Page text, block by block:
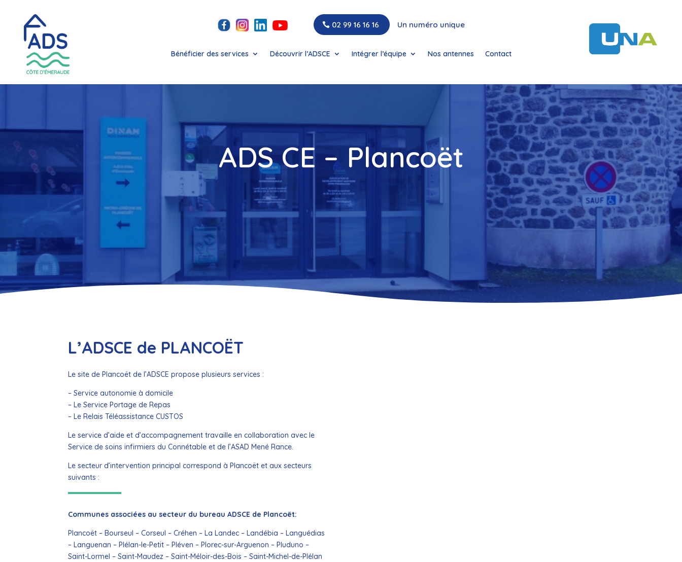
Un numéro unique
Bénéficier des services Découvrir l’ADSCE Intégrer l’équipe Nos antennes Contact
ADS CE – Plancoët
L’ADSCE de PLANCOËT
Le site de Plancoët de l’ADSCE propose plusieurs services :
– Service autonomie à domicile
– Le Service Portage de Repas
– Le Relais Téléassistance CUSTOS
Le service d’aide et d’accompagnement travaille en collaboration avec le
Service de soins infirmiers du Connétable et de l’ASAD Mené Rance.
Le secteur d’intervention principal correspond à Plancoët et aux secteurs
suivants :
Communes associées au secteur du bureau ADSCE de Plancoët:
Plancoët – Bourseul – Corseul – Créhen – La Landec – Landébia – Languédias
– Languenan – Plélan-le-Petit – Pléven – Plorec-sur-Arguenon – Pluduno –
Saint-Lormel – Saint-Maudez – Saint-Méloir-des-Bois – Saint-Michel-de-Plélan